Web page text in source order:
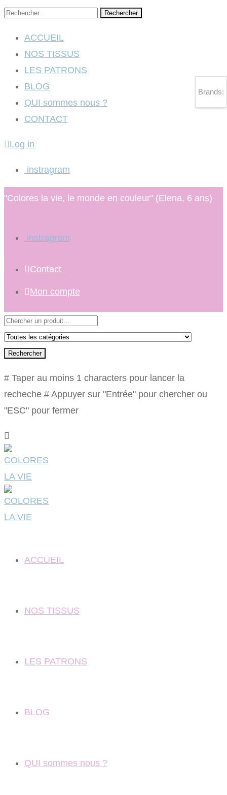
Rechercher
ACCUEIL
NOS TISSUS
LES PATRONS
BLOG
QUI sommes nous ?
CONTACT
Log in
instragram
"Colores la vie, le monde en couleur" (Elena, 6 ans)
instragram
Contact
Mon compte
Rechercher
# Taper au moins 1 characters pour lancer la
recheche # Appuyer sur "Entrée" pour chercher ou
"ESC" pour fermer
ACCUEIL
NOS TISSUS
LES PATRONS
BLOG
QUI sommes nous ?
Brands: